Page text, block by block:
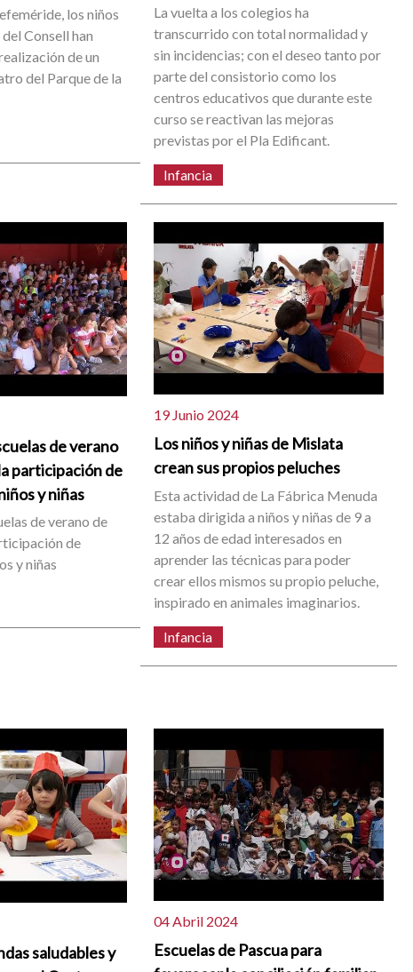
los niños
Consell han
de un
del Parque de la
La vuelta a los colegios ha
transcurrido con total normalidad y
sin incidencias; con el deseo tanto por
parte del consistorio como los
centros educativos que durante este
curso se reactivan las mejoras
previstas por el Pla Edificant.
Infancia
de verano
participación de
y niñas
de verano de
de
y niñas
19 Junio 2024
Los niños y niñas de Mislata
crean sus propios peluches
Esta actividad de La Fábrica Menuda
estaba dirigida a niños y niñas de 9 a
12 años de edad interesados en
aprender las técnicas para poder
crear ellos mismos su propio peluche,
inspirado en animales imaginarios.
Infancia
saludables y
04 Abril 2024
Escuelas de Pascua para